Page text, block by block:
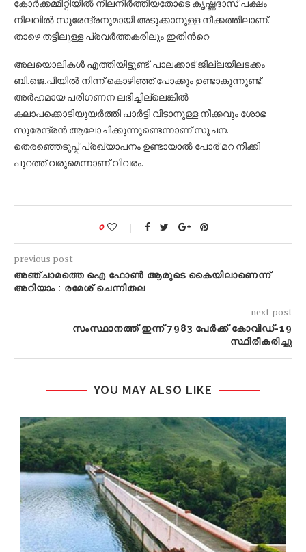
കോര്‍ക്കമ്മിറ്റിയില്‍ നിലനിര്‍ത്തിയതോടെ കൃഷ്ണദാസ് പക്ഷം
നിലവില്‍ സുരേന്ദ്രനുമായി അടുക്കാനുള്ള നീക്കത്തിലാണ്.
താഴെ തട്ടിലുള്ള പ്രവര്‍ത്തകരിലും ഇതിന്‍റെ
അലയൊലികള്‍ എത്തിയിട്ടുണ്ട്. പാലക്കാട് ജില്ലയിലടക്കം
ബി.ജെ.പിയില്‍ നിന്ന് കൊഴിഞ്ഞ് പോക്കും ഉണ്ടാകുന്നുണ്ട്.
അര്‍ഹമായ പരിഗണന ലഭിച്ചില്ലെങ്കില്‍
കലാപക്കൊടിയുയര്‍ത്തി പാര്‍ട്ടി വിടാനുള്ള നീക്കവും ശോഭ
സുരേന്ദ്രന്‍ ആലോചിക്കുന്നുണ്ടെന്നാണ് സൂചന.
തെരഞ്ഞെടുപ്പ് പ്രഖ്യാപനം ഉണ്ടായാല്‍ പോര് മറ നീക്കി
പുറത്ത് വരുമെന്നാണ് വിവരം.
0
previous post
അഞ്ചാമത്തെ ഐ ഫോണ്‍ ആരുടെ കൈയിലാണെന്ന്
അറിയാം : രമേശ് ചെന്നിതല
next post
സംസ്ഥാനത്ത് ഇന്ന് 7983 പേര്‍ക്ക് കോവിഡ്-19
സ്ഥിരീകരിച്ചു
YOU MAY ALSO LIKE